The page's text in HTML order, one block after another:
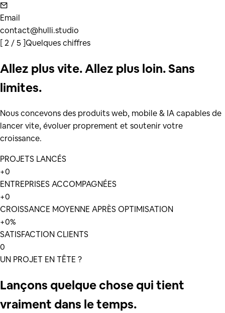
Email
contact@hulli.studio
[2 / 5]Quelques chiffres
Allez plus vite. Allez plus loin. Sans
limites.
Nous concevons des produits web, mobile & IA capables de
lancer vite, évoluer proprement et soutenir votre
croissance.
PROJETS LANCÉS
+0
ENTREPRISES ACCOMPAGNÉES
+0
CROISSANCE MOYENNE APRÈS OPTIMISATION
+0%
SATISFACTION CLIENTS
0
UN PROJET EN TÊTE ?
Lançons quelque chose qui tient
vraiment dans le temps.